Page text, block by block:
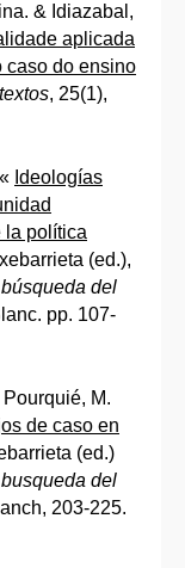
& Idiazabal,
aplicada
caso do ensino
, 25(1),
Ideologías
la política
(ed.),
del
pp. 107-
M.
de caso en
(ed.)
del
203-225.